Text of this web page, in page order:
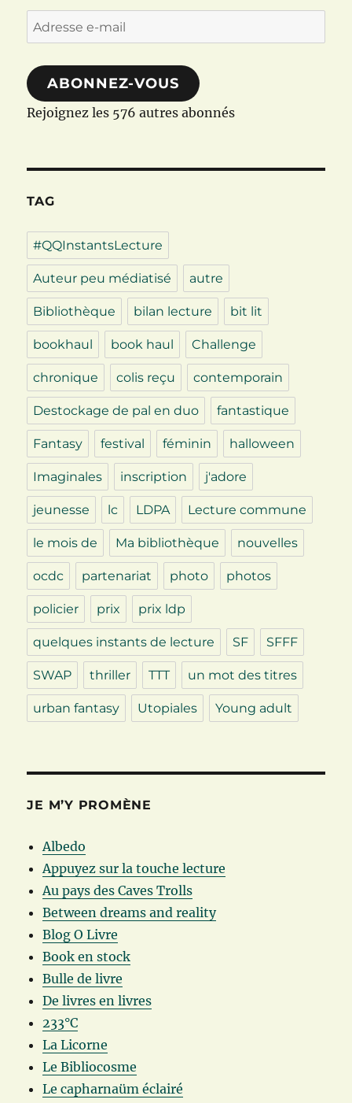
Adresse
e-
mail
ABONNEZ-VOUS
Rejoignez les 576 autres abonnés
TAG
#QQInstantsLecture
Auteur peu médiatisé autre
Bibliothèque bilan lecture bit lit
bookhaul book haul Challenge
chronique colis reçu contemporain
Destockage de pal en duo fantastique
Fantasy festival féminin halloween
Imaginales inscription j'adore
jeunesse lc LDPA Lecture commune
le mois de Ma bibliothèque nouvelles
ocdc partenariat photo photos
policier prix prix ldp
quelques instants de lecture SF SFFF
SWAP thriller TTT un mot des titres
urban fantasy Utopiales Young adult
JE M’Y PROMÈNE
Albedo
Appuyez sur la touche lecture
Au pays des Caves Trolls
Between dreams and reality
Blog O Livre
Book en stock
Bulle de livre
De livres en livres
233°C
La Licorne
Le Bibliocosme
Le capharnaüm éclairé